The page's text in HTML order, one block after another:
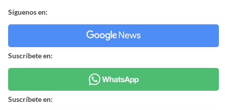
Síguenos en:
Suscríbete en:
Suscríbete en: